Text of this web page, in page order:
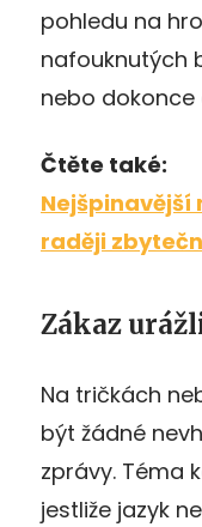
pohledu na
nafouknutých
nebo
Čtěte také:
Nejšpinavější
raději
Zákaz
Na tričkách
být žádné
zprávy. Téma
jestliže jazyk